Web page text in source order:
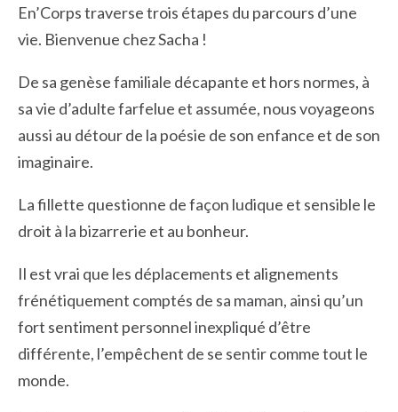
En’Corps traverse trois étapes du parcours d’une
vie. Bienvenue chez Sacha !
De sa genèse familiale décapante et hors normes, à
sa vie d’adulte farfelue et assumée, nous voyageons
aussi au détour de la poésie de son enfance et de son
imaginaire.
La fillette questionne de façon ludique et sensible le
droit à la bizarrerie et au bonheur.
Il est vrai que les déplacements et alignements
frénétiquement comptés de sa maman, ainsi qu’un
fort sentiment personnel inexpliqué d’être
différente, l’empêchent de se sentir comme tout le
monde.